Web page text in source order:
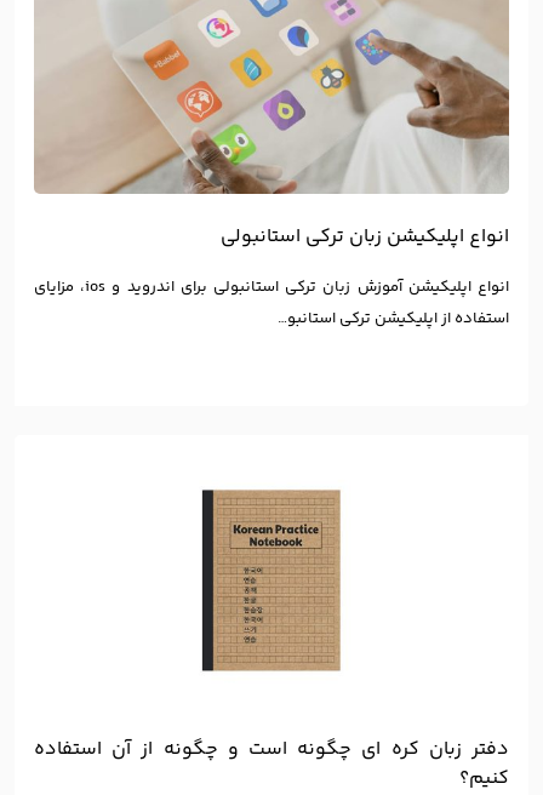
انواع اپلیکیشن زبان ترکی استانبولی
انواع اپلیکیشن آموزش زبان ترکی استانبولی برای اندروید و ios، مزایای
استفاده از اپلیکیشن ترکی استانبو…
دفتر زبان کره ای چگونه است و چگونه از آن استفاده
کنیم؟